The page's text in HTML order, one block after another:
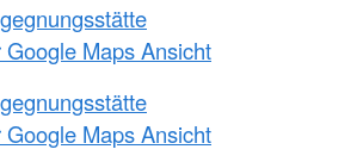
Google Maps Ansicht
Google Maps Ansicht